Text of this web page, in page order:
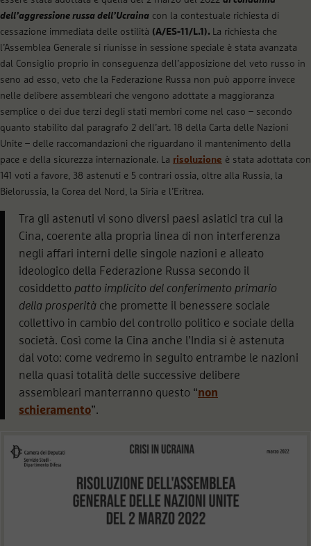
dell’aggressione russa dell’Ucraina con la contestuale richiesta di
cessazione immediata delle ostilità (A/ES-11/L.1). La richiesta che
l’Assemblea Generale si riunisse in sessione speciale è stata avanzata
dal Consiglio proprio in conseguenza dell’apposizione del veto russo in
seno ad esso, veto che la Federazione Russa non può apporre invece
nelle delibere assembleari che vengono adottate a maggioranza
semplice o dei due terzi degli stati membri come nel caso – secondo
quanto stabilito dal paragrafo 2 dell’art. 18 della Carta delle Nazioni
Unite – delle raccomandazioni che riguardano il mantenimento della
pace e della sicurezza internazionale. La risoluzione è stata adottata con
141 voti a favore, 38 astenuti e 5 contrari ossia, oltre alla Russia, la
Bielorussia, la Corea del Nord, la Siria e l’Eritrea.
Tra gli astenuti vi sono diversi paesi asiatici tra cui la
Cina, coerente alla propria linea di non interferenza
negli affari interni delle singole nazioni e alleato
ideologico della Federazione Russa secondo il
cosiddetto patto implicito del conferimento primario
della prosperità che promette il benessere sociale
collettivo in cambio del controllo politico e sociale della
società. Così come la Cina anche l’India si è astenuta
dal voto: come vedremo in seguito entrambe le nazioni
nella quasi totalità delle successive delibere
assembleari manterranno questo “non
schieramento”.